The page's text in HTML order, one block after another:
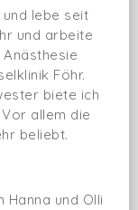
lebe seit
und arbeite
Föhr.
biete ich
allem die
beliebt.
Hanna und Olli